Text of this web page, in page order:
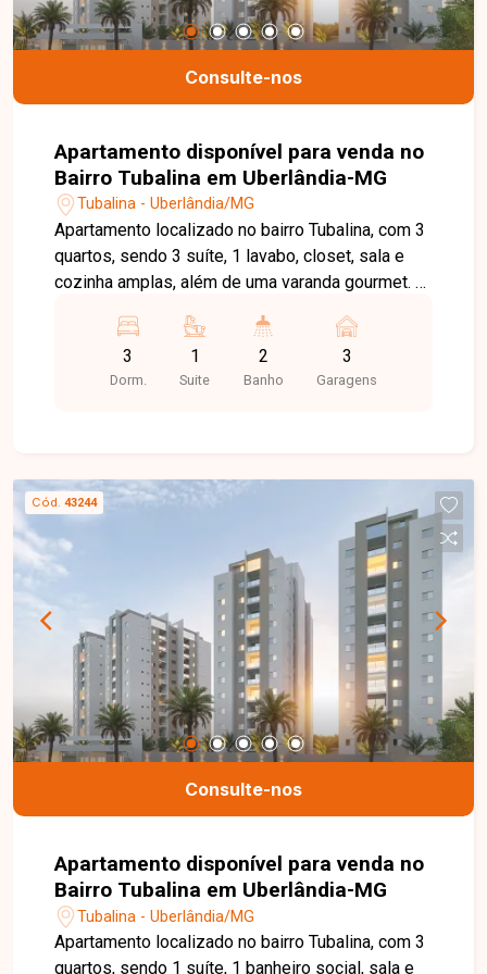
Jardim Karaíba Av. Dr. Laerte Vieira Gonçalves,
607 - Santa Mônica
Consulte-nos
Apartamento disponível para venda no
Bairro Tubalina em Uberlândia-MG
Tubalina - Uberlândia/MG
Apartamento localizado no bairro Tubalina, com 3
quartos, sendo 3 suíte, 1 lavabo, closet, sala e
cozinha amplas, além de uma varanda gourmet. O
lazer, incluindo piscina, sala de estudos, espaço
para churrasco, sala de jogos, academia,
brinquedoteca, salão de festas e diversas outras
esclarecer suas dúvidas e auxiliar em todo o
processo. Entre em contato conosco pelo
telefone ou WhatsApp no número 32309900 ou
venha conhecer nosso espaço e conversar
pessoalmente com um consultor que irá te
auxiliar na busca pelo imóvel que você busca.
Temos 3 unidades para te receber, no Centro,
Zona Sul ou Zona Leste: Av. João Naves de Ávila,
257 - Centro Rua Rafael Marino Neto, 135 -
Jardim Karaíba Av. Dr. Laerte Vieira Gonçalves,
607 - Santa Mônica
3
Dorm.
1
Suite
2
Banho
3
Garagens
Cód. 43244
Consulte-nos
Apartamento disponível para venda no
Bairro Tubalina em Uberlândia-MG
Tubalina - Uberlândia/MG
Apartamento localizado no bairro Tubalina, com 3
quartos, sendo 1 suíte, 1 banheiro social, sala e